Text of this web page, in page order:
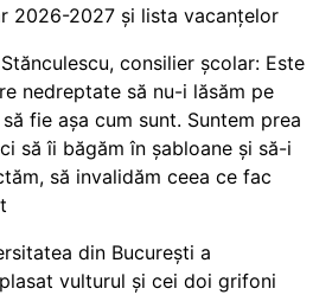
2026-2027 și lista vacanțelor
consilier școlar: Este
nedreptate să nu-i lăsăm pe
fie așa cum sunt. Suntem prea
să îi băgăm în șabloane și să-i
să invalidăm ceea ce fac
din București a
vulturul și cei doi grifoni